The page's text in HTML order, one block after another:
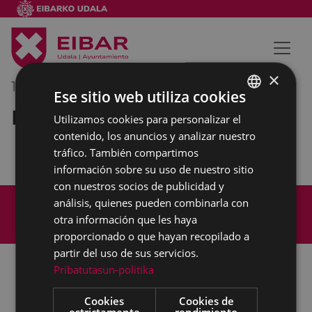
15/02/2021
Reunión externa
Aviso legal
Política de cookies
Accesibilidad
BASQUE
SPANISH
×
Ese sitio web utiliza cookies
Utilizamos cookies para personalizar el
contenido, los anuncios y analizar nuestro
tráfico. También compartimos
información sobre su uso de nuestro sitio
con nuestros socios de publicidad y
análisis, quienes pueden combinarla con
otra información que les haya
proporcionado o que hayan recopilado a
partir del uso de sus servicios.
Pribatutasun-politika
Cookies
Cookies de